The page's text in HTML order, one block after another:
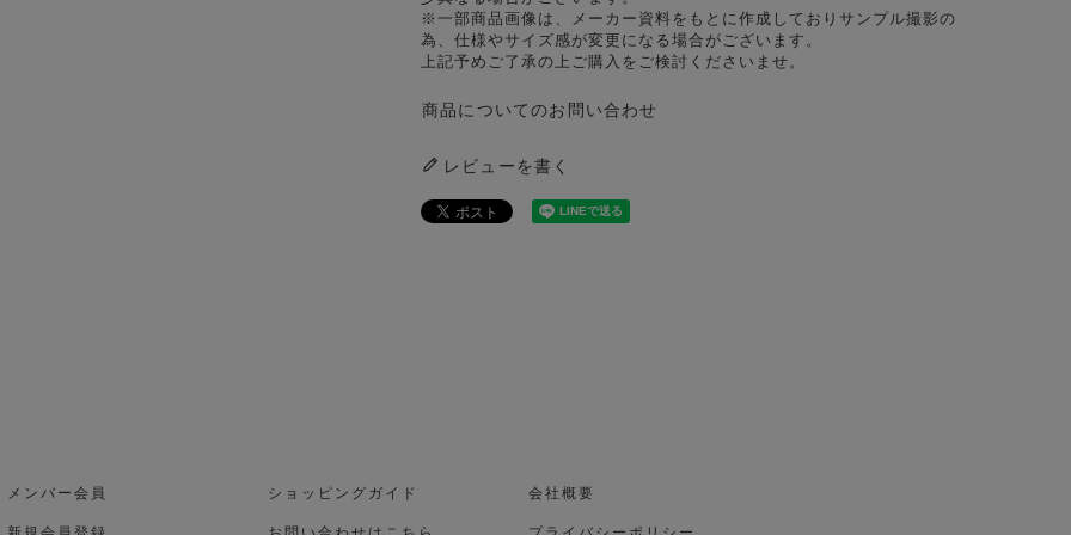
※一部商品画像は、メーカー資料をもとに作成しておりサンプル撮影の
為、仕様やサイズ感が変更になる場合がございます。
上記予めご了承の上ご購入をご検討くださいませ。
商品についてのお問い合わせ
レビューを書く
メンバー会員 ショッピングガイド 会社概要